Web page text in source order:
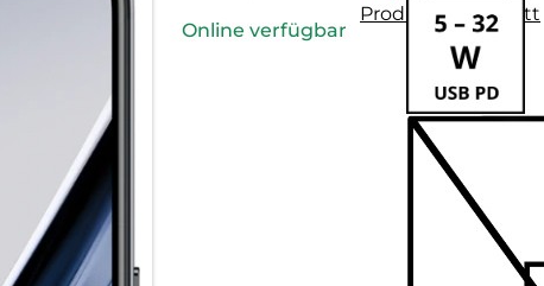
Online verfügbar
Produktdatenblatt